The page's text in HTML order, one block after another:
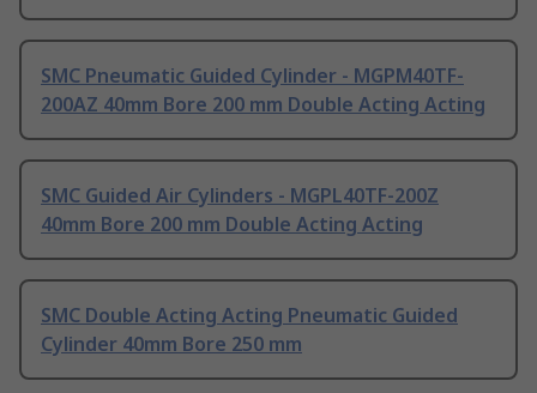
SMC Pneumatic Guided Cylinder - MGPM40TF-
200AZ 40mm Bore 200 mm Double Acting Acting
SMC Guided Air Cylinders - MGPL40TF-200Z
40mm Bore 200 mm Double Acting Acting
SMC Double Acting Acting Pneumatic Guided
Cylinder 40mm Bore 250 mm